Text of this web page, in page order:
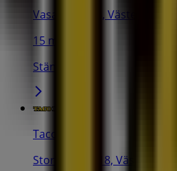
Vasagatan 25, Västerås
15 m
Stängt
Taco Bar
Stora Gatan 18, Västerås